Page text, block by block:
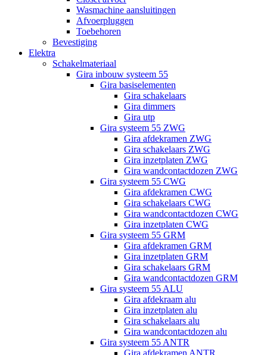
Wasmachine aansluitingen
Afvoerpluggen
Toebehoren
Bevestiging
Elektra
Schakelmateriaal
Gira inbouw systeem 55
Gira basiselementen
Gira schakelaars
Gira dimmers
Gira utp
Gira systeem 55 ZWG
Gira afdekramen ZWG
Gira schakelaars ZWG
Gira inzetplaten ZWG
Gira wandcontactdozen ZWG
Gira systeem 55 CWG
Gira afdekramen CWG
Gira schakelaars CWG
Gira wandcontactdozen CWG
Gira inzetplaten CWG
Gira systeem 55 GRM
Gira afdekramen GRM
Gira inzetplaten GRM
Gira schakelaars GRM
Gira wandcontactdozen GRM
Gira systeem 55 ALU
Gira afdekraam alu
Gira inzetplaten alu
Gira schakelaars alu
Gira wandcontactdozen alu
Gira systeem 55 ANTR
Gira afdekramen ANTR